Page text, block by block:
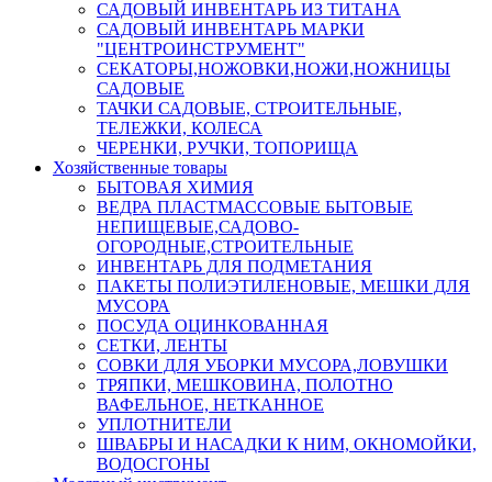
САДОВЫЙ ИНВЕНТАРЬ ИЗ ТИТАНА
САДОВЫЙ ИНВЕНТАРЬ МАРКИ
"ЦЕНТРОИНСТРУМЕНТ"
СЕКАТОРЫ,НОЖОВКИ,НОЖИ,НОЖНИЦЫ
САДОВЫЕ
ТАЧКИ САДОВЫЕ, СТРОИТЕЛЬНЫЕ,
ТЕЛЕЖКИ, КОЛЕСА
ЧЕРЕНКИ, РУЧКИ, ТОПОРИЩА
Хозяйственные товары
БЫТОВАЯ ХИМИЯ
ВЕДРА ПЛАСТМАССОВЫЕ БЫТОВЫЕ
НЕПИЩЕВЫЕ,САДОВО-
ОГОРОДНЫЕ,СТРОИТЕЛЬНЫЕ
ИНВЕНТАРЬ ДЛЯ ПОДМЕТАНИЯ
ПАКЕТЫ ПОЛИЭТИЛЕНОВЫЕ, МЕШКИ ДЛЯ
МУСОРА
ПОСУДА ОЦИНКОВАННАЯ
СЕТКИ, ЛЕНТЫ
СОВКИ ДЛЯ УБОРКИ МУСОРА,ЛОВУШКИ
ТРЯПКИ, МЕШКОВИНА, ПОЛОТНО
ВАФЕЛЬНОЕ, НЕТКАННОЕ
УПЛОТНИТЕЛИ
ШВАБРЫ И НАСАДКИ К НИМ, ОКНОМОЙКИ,
ВОДОСГОНЫ